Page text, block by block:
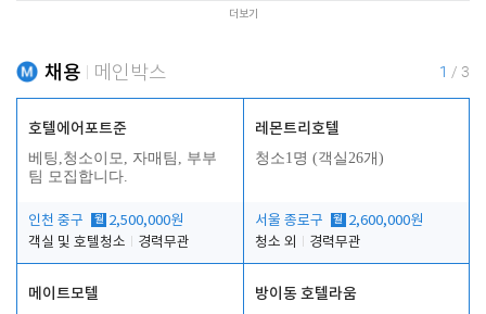
더보기
채용 메인박스 1 / 3
호텔에어포트준
베팅,청소이모, 자매팀, 부부
팀 모집합니다.
인천 중구 월 2,500,000원
객실 및 호텔청소
경력무관
레몬트리호텔
청소1명 (객실26개)
서울 종로구 월 2,600,000원
청소 외
경력무관
메이트모텔 방이동 호텔라움